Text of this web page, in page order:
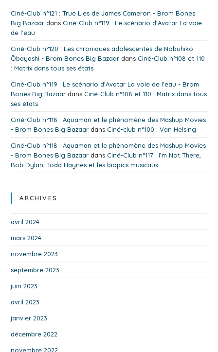
Ciné-Club n°121 : True Lies de James Cameron - Brom Bones
Big Bazaar dans Ciné-Club n°119 : Le scénario d’Avatar La voie
de l’eau
Ciné-Club n°120 : Les chroniques adolescentes de Nobuhiko
Ōbayashi - Brom Bones Big Bazaar dans Ciné-Club n°108 et 110
: Matrix dans tous ses états
Ciné-Club n°119 : Le scénario d'Avatar La voie de l'eau - Brom
Bones Big Bazaar dans Ciné-Club n°108 et 110 : Matrix dans tous
ses états
Ciné-Club n°118 : Aquaman et le phénomène des Mashup Movies
- Brom Bones Big Bazaar dans Ciné-club n°100 : Van Helsing
Ciné-Club n°118 : Aquaman et le phénomène des Mashup Movies
- Brom Bones Big Bazaar dans Ciné-Club n°117 : I’m Not There,
Bob Dylan, Todd Haynes et les biopics musicaux
ARCHIVES
avril 2024
mars 2024
novembre 2023
septembre 2023
juin 2023
avril 2023
janvier 2023
décembre 2022
novembre 2022